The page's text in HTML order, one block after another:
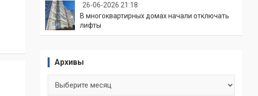
26-06-2026 21:18
В многоквартирных домах начали отключать
лифты
Архивы